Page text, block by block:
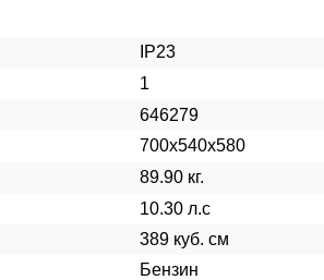
IP23
1
646279
700х540х580
89.90 кг.
10.30 л.с
389 куб. см
Бензин